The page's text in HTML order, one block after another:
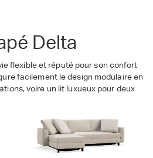
Delta
flexible et réputé pour son confort
facilement le design modulaire en
voire un lit luxueux pour deux